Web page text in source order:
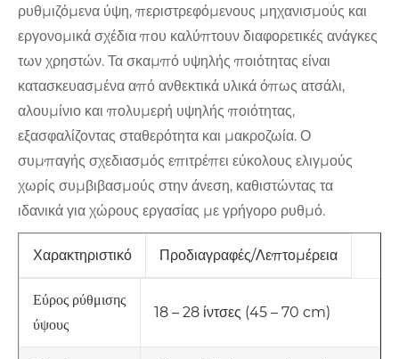
ρυθμιζόμενα ύψη, περιστρεφόμενους μηχανισμούς και
εργονομικά σχέδια που καλύπτουν διαφορετικές ανάγκες
των χρηστών. Τα σκαμπό υψηλής ποιότητας είναι
κατασκευασμένα από ανθεκτικά υλικά όπως ατσάλι,
αλουμίνιο και πολυμερή υψηλής ποιότητας,
εξασφαλίζοντας σταθερότητα και μακροζωία. Ο
συμπαγής σχεδιασμός επιτρέπει εύκολους ελιγμούς
χωρίς συμβιβασμούς στην άνεση, καθιστώντας τα
ιδανικά για χώρους εργασίας με γρήγορο ρυθμό.
Χαρακτηριστικό Προδιαγραφές/Λεπτομέρεια
Εύρος ρύθμισης
ύψους
18 – 28 ίντσες (45 – 70 cm)